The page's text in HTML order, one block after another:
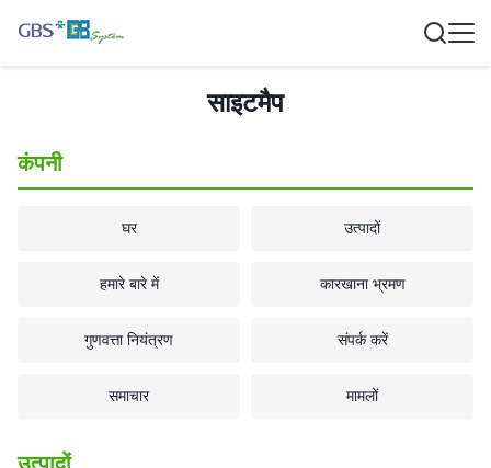
साइटमैप
कंपनी
घर उत्पादों
हमारे बारे में कारखाना भ्रमण
गुणवत्ता नियंत्रण संपर्क करें
समाचार मामलों